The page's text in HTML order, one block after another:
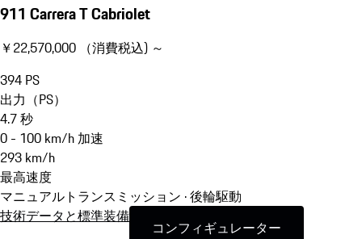
911 Carrera T Cabriolet
￥22,570,000 （消費税込) ～
394 PS
出力（PS）
4.7秒
0 - 100 km/h 加速
293 km/h
最高速度
マニュアルトランスミッション · 後輪駆動
技術データと標準装備
コンフィギュレーター